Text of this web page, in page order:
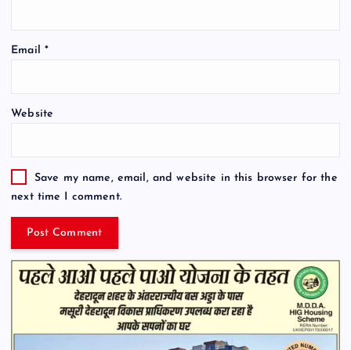
Email *
Website
Save my name, email, and website in this browser for the
next time I comment.